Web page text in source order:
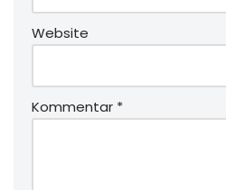
Website
Kommentar *